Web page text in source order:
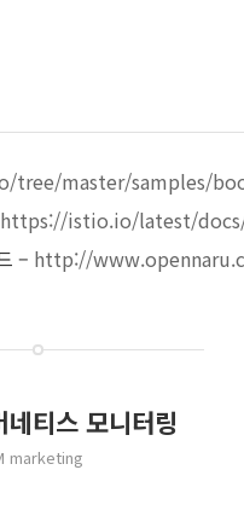
master/samples/
https://istio.io/latest/
– http://
티스 모니터링
marketing